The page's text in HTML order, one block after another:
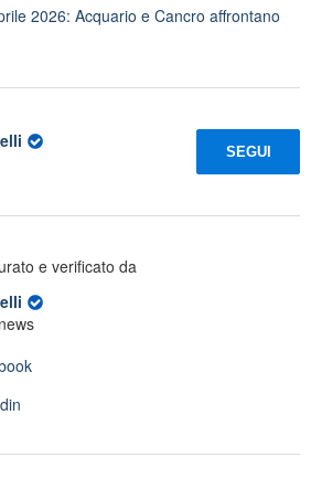
2026: Acquario e Cancro affrontano
SEGUI
e verificato da